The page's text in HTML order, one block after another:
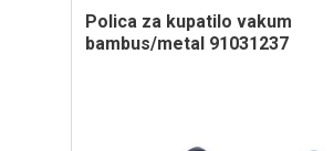
Polica za kupatilo vakum
bambus/metal 91031237